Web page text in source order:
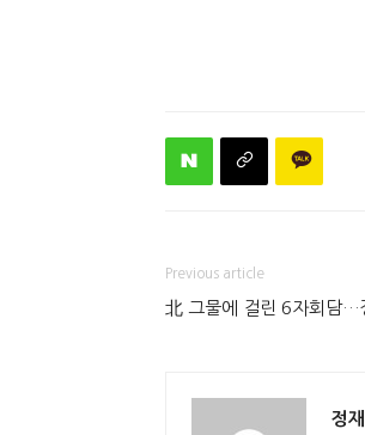
Previous article
北 그물에 걸린 6자회담…
정